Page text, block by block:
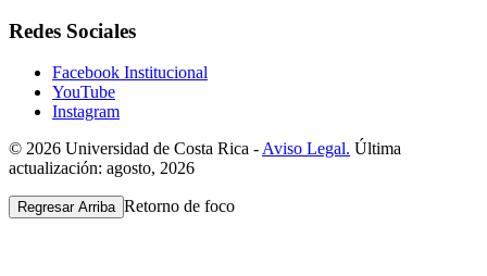
Redes Sociales
Facebook Institucional
YouTube
Instagram
© 2026 Universidad de Costa Rica -Aviso Legal. Última
actualización: agosto, 2026
Regresar Arriba Retorno de foco